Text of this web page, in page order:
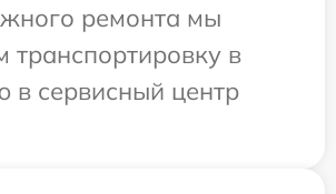
ремонта мы
транспортировку в
в сервисный центр